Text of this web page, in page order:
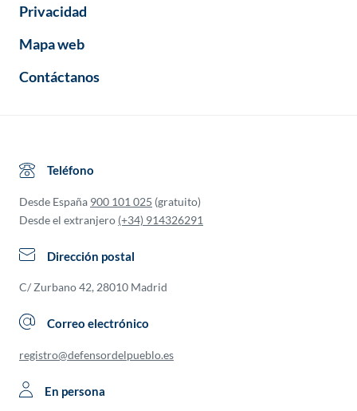
Privacidad
Mapa web
Contáctanos
Teléfono
Desde España 900 101 025 (gratuito)
Desde el extranjero (+34) 914326291
Dirección postal
C/ Zurbano 42, 28010 Madrid
Correo electrónico
registro@defensordelpueblo.es
En persona